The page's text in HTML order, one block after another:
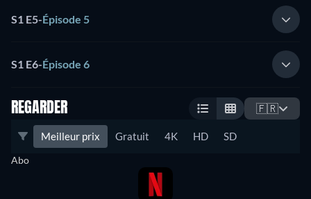
S1 E5-Épisode 5
S1 E6-Épisode 6
REGARDER 🇫🇷
Meilleur prix Gratuit 4K HD SD
Abo